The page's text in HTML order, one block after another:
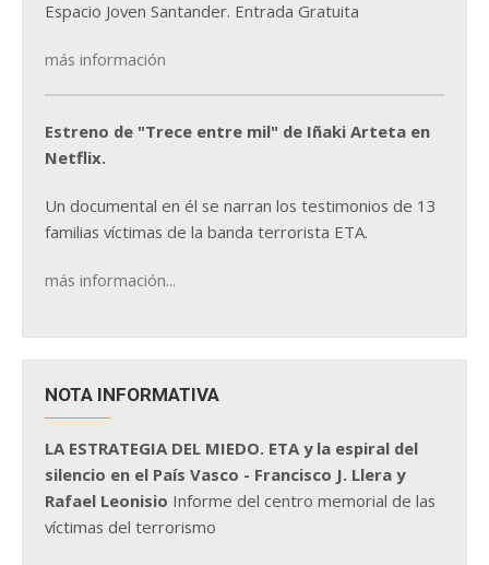
Espacio Joven Santander. Entrada Gratuita
más información
Estreno de "Trece entre mil" de Iñaki Arteta en
Netflix.
Un documental en él se narran los testimonios de 13
familias víctimas de la banda terrorista ETA.
más información...
NOTA INFORMATIVA
LA ESTRATEGIA DEL MIEDO. ETA y la espiral del
silencio en el País Vasco - Francisco J. Llera y
Rafael Leonisio Informe del centro memorial de las
víctimas del terrorismo